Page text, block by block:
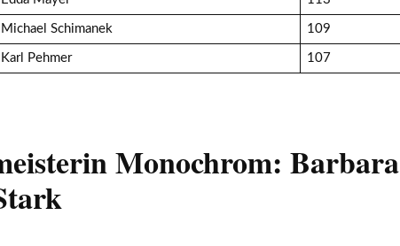
Michael Schimanek 109
Karl Pehmer 107
Monochrom: Barbara